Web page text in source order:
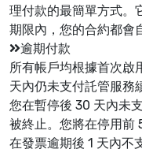
理付款的最簡單方式。
期限內，您的合約都會
逾期付款
所有帳戶均根據首次啟
天內仍未支付託管服務
您在暫停後 30 天內未
被終止。您將在停用前
在發票逾期後 1 天內不